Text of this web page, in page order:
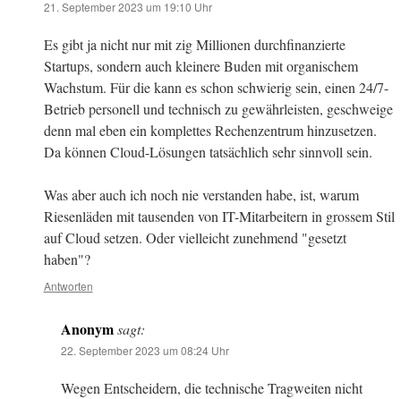
21. September 2023 um 19:10 Uhr
Es gibt ja nicht nur mit zig Millionen durchfinanzierte
Startups, sondern auch kleinere Buden mit organischem
Wachstum. Für die kann es schon schwierig sein, einen 24/7-
Betrieb personell und technisch zu gewährleisten, geschweige
denn mal eben ein komplettes Rechenzentrum hinzusetzen.
Da können Cloud-Lösungen tatsächlich sehr sinnvoll sein.
Was aber auch ich noch nie verstanden habe, ist, warum
Riesenläden mit tausenden von IT-Mitarbeitern in grossem Stil
auf Cloud setzen. Oder vielleicht zunehmend "gesetzt
haben"?
Antworten
Anonymsagt:
22. September 2023 um 08:24 Uhr
Wegen Entscheidern, die technische Tragweiten nicht